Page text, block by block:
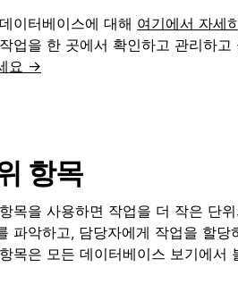
이터베이스에 대해 여기에서 자세
업을 한 곳에서 확인하고 관리하고
요 →
항목
목을 사용하면 작업을 더 작은 단
파악하고, 담당자에게 작업을 할
목은 모든 데이터베이스 보기에서